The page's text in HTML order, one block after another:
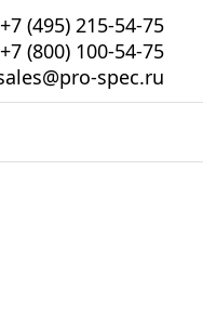
+7 (495) 215-54-75
+7 (800) 100-54-75
spec.ru